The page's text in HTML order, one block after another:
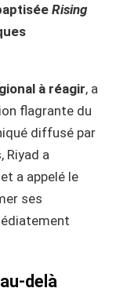
Rising
à réagir, a
flagrante du
diffusé par
Riyad a
a appelé le
ses
delà